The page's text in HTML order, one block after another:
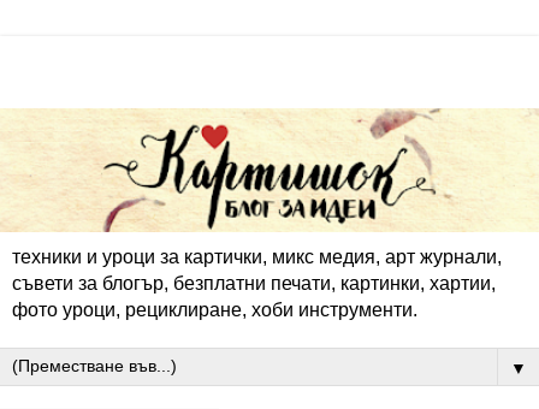
техники и уроци за картички, микс медия, арт журнали,
съвети за блогър, безплатни печати, картинки, хартии,
фото уроци, рециклиране, хоби инструменти.
▼